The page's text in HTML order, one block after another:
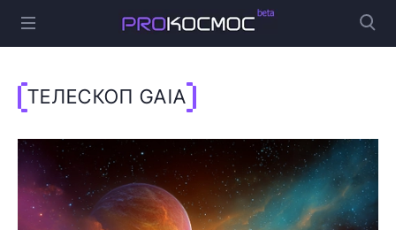
ТЕЛЕСКОП GAIA